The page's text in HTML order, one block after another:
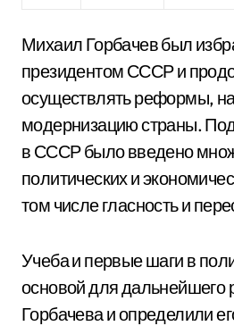
Михаил Горбачев был
президентом СССР и
осуществлять реформы,
модернизацию страны.
в СССР было введено
политических и
том числе гласность и
Учеба и первые шаги в
основой для дальнейшего
Горбачева и определили